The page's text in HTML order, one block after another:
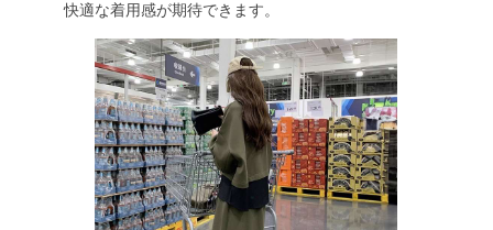
快適な着用感が期待できます。